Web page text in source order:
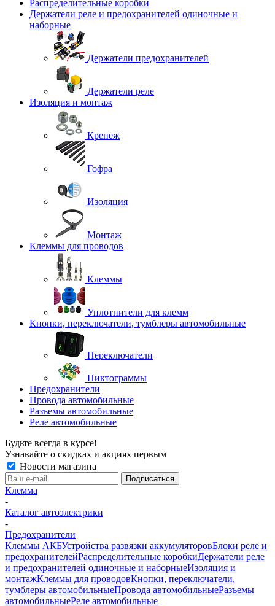
Распределительные коробки
Держатели реле и предохранителей одиночные и
наборные
Держатели предохранителей
Держатели реле
Изоляция и монтаж
Крепеж
Гофра
Изоляция
Монтаж
Клеммы для проводов
Клеммы
Уплотнители для клемм
Кнопки, переключатели, тумблеры автомобильные
Переключатели
Пиктограммы
Предохранители
Провода автомобильные
Разъемы автомобильные
Реле автомобильные
Будьте всегда в курсе!
Узнавайте о скидках и акциях первым
Новости магазина
Клемма
-
Каталог автоэлектрики
-
Предохранители
Клеммы АКБУстройства развязки аккумуляторовБлоки реле и
предохранителейРаспределительные коробкиДержатели реле
и предохранителей одиночные и наборныеИзоляция и
монтажКлеммы для проводовКнопки, переключатели,
тумблеры автомобильныеПровода автомобильныеРазъемы
автомобильныеРеле автомобильные